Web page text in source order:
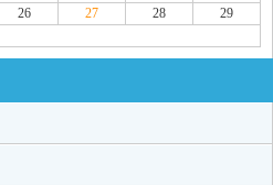
26 27 28
29